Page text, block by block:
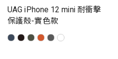
UAG iPhone 12 mini 耐衝擊
保護殼-實色款